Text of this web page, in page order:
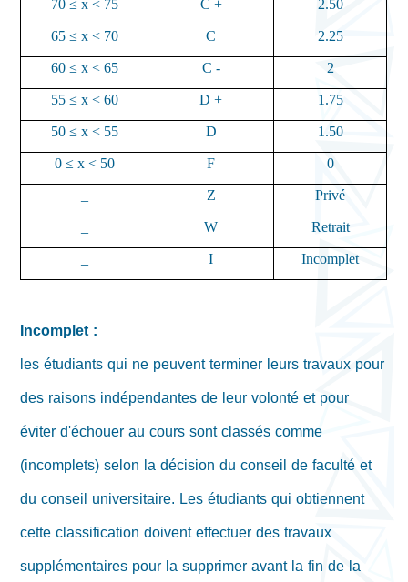
70 ≤ x < 75 C + 2.50
65 ≤ x < 70 C 2.25
60 ≤ x < 65 C - 2
55 ≤ x < 60 D + 1.75
50 ≤ x < 55 D 1.50
0 ≤ x < 50 F 0
Z Privé
W Retrait
I Incomplet
Incomplet :
les étudiants qui ne peuvent terminer leurs travaux pour
des raisons indépendantes de leur volonté et pour
éviter d'échouer au cours sont classés comme
(incomplets) selon la décision du conseil de faculté et
du conseil universitaire. Les étudiants qui obtiennent
cette classification doivent effectuer des travaux
supplémentaires pour la supprimer avant la fin de la